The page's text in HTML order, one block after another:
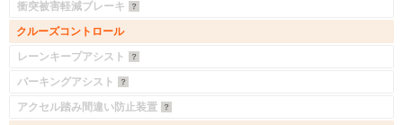
衝突被害軽減ブレーキ
クルーズコントロール
レーンキープアシスト
パーキングアシスト
アクセル踏み間違い防止装置